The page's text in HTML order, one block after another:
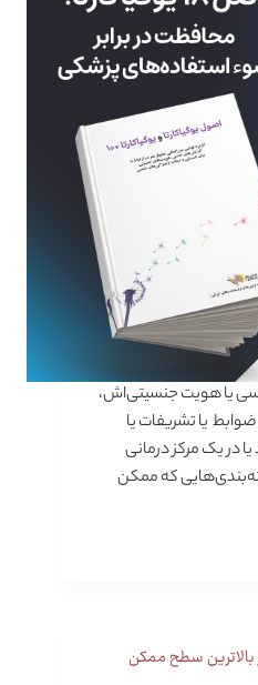
یا هویت جنسیتی‌اش،
یا تشریفات یا
در یک مرکز درمانی
که ممکن
از بالاترین سطح ممکن